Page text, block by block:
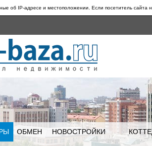
об IP-адресе и местоположении. Если посетитель сайта
ОБМЕН НОВОСТРОЙКИ